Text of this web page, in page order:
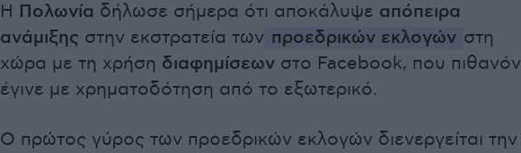
Η Πολωνία δήλωσε σήμερα ότι αποκάλυψε απόπειρα
ανάμιξης στην εκστρατεία των προεδρικών εκλογών στη
χώρα με τη χρήση διαφημίσεων στο Facebook, που πιθανόν
έγινε με χρηματοδότηση από το εξωτερικό.
Ο πρώτος γύρος των προεδρικών εκλογών διενεργείται την